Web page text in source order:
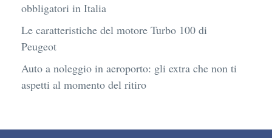
obbligatori in Italia
Le caratteristiche del motore Turbo 100 di
Peugeot
Auto a noleggio in aeroporto: gli extra che non ti
aspetti al momento del ritiro